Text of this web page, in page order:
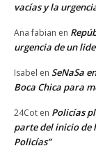
vacías y la
Ana fabian en
urgencia de un
Isabel en SeNaSa
Boca Chica para
24Cot en Policías
parte del inicio de
Policías”